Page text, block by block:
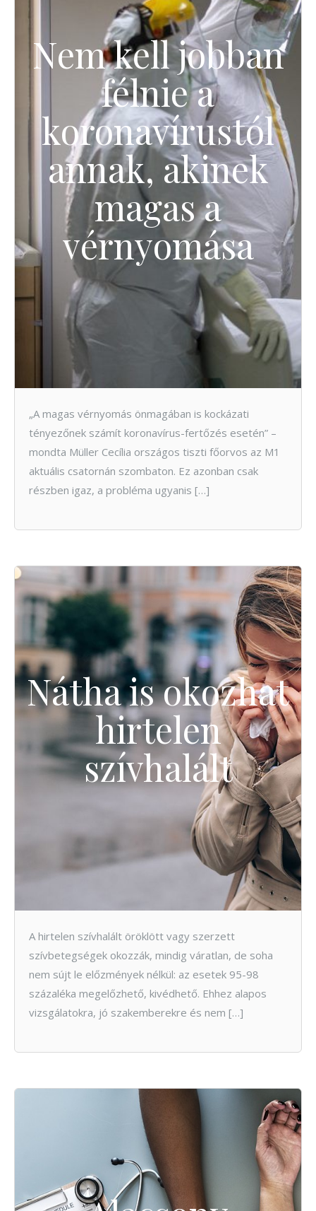
Nem kell jobban
félnie a
koronavírustól
annak, akinek
magas a
vérnyomása
„A magas vérnyomás önmagában is kockázati
tényezőnek számít koronavírus-fertőzés esetén” –
mondta Müller Cecília országos tiszti főorvos az M1
aktuális csatornán szombaton. Ez azonban csak
részben igaz, a probléma ugyanis […]
Nátha is okozhat
hirtelen
szívhalált
A hirtelen szívhalált öröklött vagy szerzett
szívbetegségek okozzák, mindig váratlan, de soha
nem sújt le előzmények nélkül: az esetek 95-98
százaléka megelőzhető, kivédhető. Ehhez alapos
vizsgálatokra, jó szakemberekre és nem […]